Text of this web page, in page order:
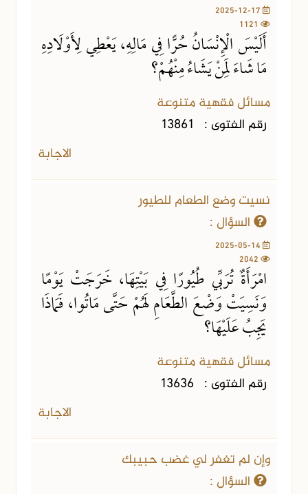
أَلَيْسَ الْإِنْسَانُ حُرًّا فِي مَالِهِ، يَعْطِي لِأَوْلَادِهِ
مَا شَاءَ لِمَنْ يَشَاءُ مِنْهُمْ؟
مسائل فقهية متنوعة
رقم الفتوى : 13861
الاجابة
نسيت وضع الطعام للطيور
السؤال :
امْرَأَةٌ تُرَبِّي طُيُورًا فِي بَيْتِهَا، خَرَجَتْ يَوْمًا
وَنَسِيَتْ وَضْعَ الطَّعَامِ لَهُمْ حَتَّى مَاتُوا، فَمَاذَا
يَجِبُ عَلَيْهَا؟
مسائل فقهية متنوعة
رقم الفتوى : 13636
الاجابة
وإن لم تغفر لي غضب حبيبك
السؤال :